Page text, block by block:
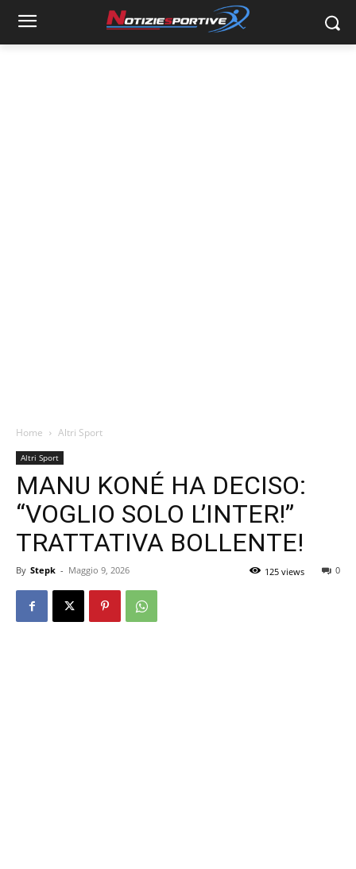
Home Altri Sport
Altri Sport
MANU KONÉ HA DECISO:
“VOGLIO SOLO L’INTER!”
TRATTATIVA BOLLENTE!
By Stepk - Maggio 9, 2026 0
125 views